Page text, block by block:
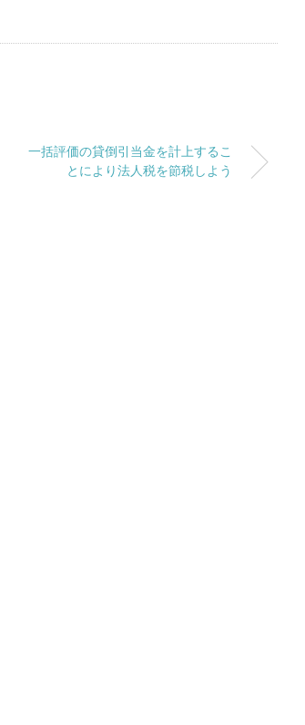
一括評価の貸倒引当金を計上するこ
とにより法人税を節税しよう